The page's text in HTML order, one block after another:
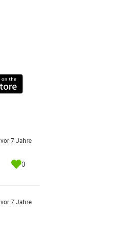
vor 7 Jahre
0
vor 7 Jahre